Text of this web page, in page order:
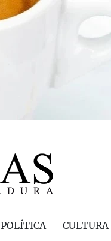
POLÍTICA CULTURA